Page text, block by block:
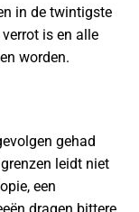
in de twintigste
is en alle
worden.
gehad
leidt niet
een